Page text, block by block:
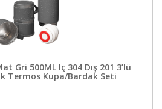
Gri 500ML Iç 304 Dış 201 3’lü
Termos Kupa/Bardak Seti